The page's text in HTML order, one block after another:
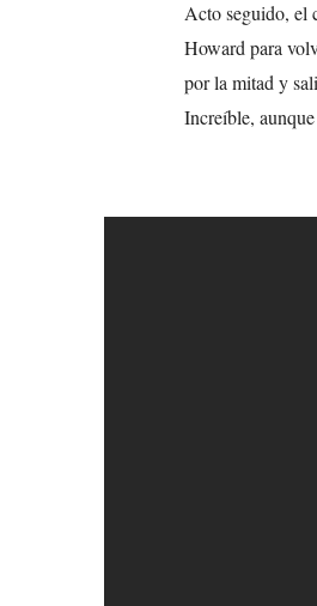
Acto seguido, el
Howard para
por la mitad y
Increíble,